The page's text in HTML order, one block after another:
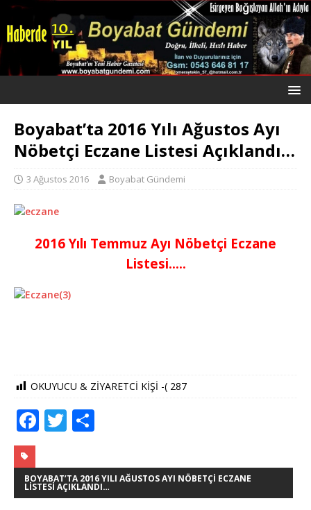
Boyabat’ta 2016 Yılı Ağustos Ayı
Nöbetçi Eczane Listesi Açıklandı…
3 Ağustos 2016 Boyabat Gündemi
2016 Yılı Temmuz Ayı Nöbetçi Eczane
Listesi…..
OKUYUCU & ZİYARETCİ KİŞİ -( 287
F
c
e
T
it
te
ar
e
BOYABAT’TA 2016 YILI AĞUSTOS AYI NÖBETÇI ECZANE
LISTESI AÇIKLANDI…